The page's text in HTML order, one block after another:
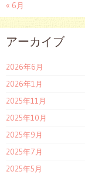
« 6月
アーカイブ
2026年6月
2026年1月
2025年11月
2025年10月
2025年9月
2025年7月
2025年5月